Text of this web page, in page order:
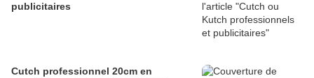
publicitaires
Cutch professionnel 20cm en